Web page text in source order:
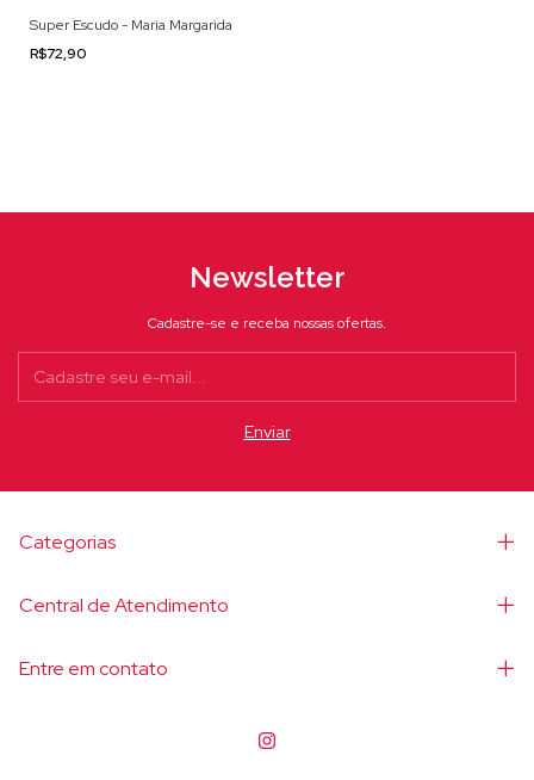
Super Escudo - Maria Margarida
R$72,90
Newsletter
Cadastre-se e receba nossas ofertas.
Categorias
Central de Atendimento
Entre em contato